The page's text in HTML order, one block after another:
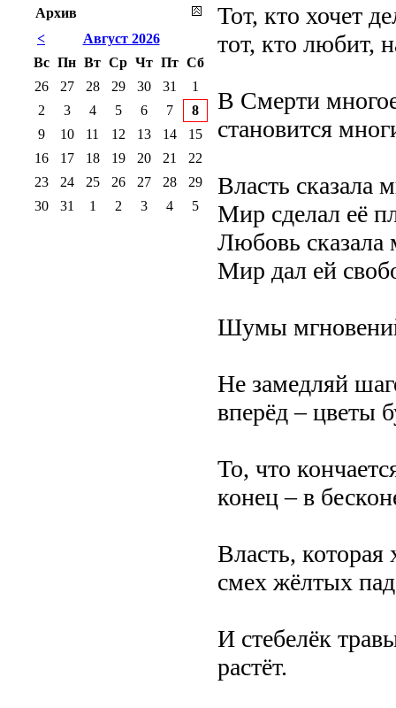
Тот, кто хочет
тот, кто любит,
В Смерти
становится
Власть сказала
Мир сделал её
Любовь сказала
Мир дал ей
Шумы
Не замедляй
вперёд – цветы
То, что
конец – в
Власть,
смех жёлтых
И стебелёк
растёт.
Архив
<
Август 2026
Вс Пн Вт Ср Чт Пт Сб
26
27 28 29 30 31
1
2
3 4 5 6 7
8
9
10 11 12 13 14
15
16
17 18 19 20 21
22
23
24 25 26 27 28
29
30
31 1 2 3 4 5